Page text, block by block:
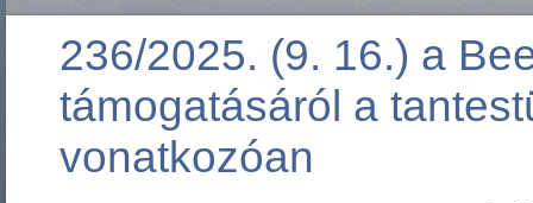
236/2025. (9. 16.) a
támogatásáról a
vonatkozóan